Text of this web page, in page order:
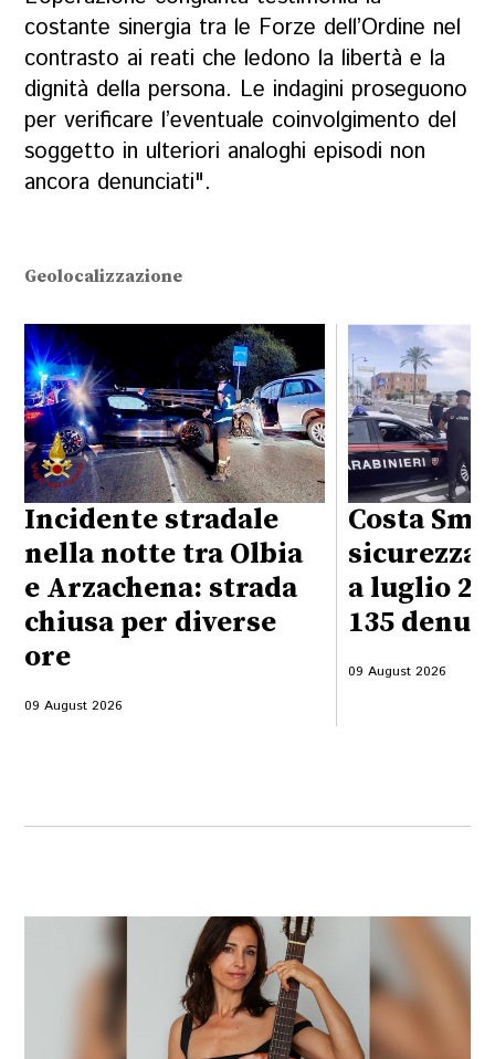
costante sinergia tra le Forze dell’Ordine nel
contrasto ai reati che ledono la libertà e la
dignità della persona. Le indagini proseguono
per verificare l’eventuale coinvolgimento del
soggetto in ulteriori analoghi episodi non
ancora denunciati".
Geolocalizzazione
Incidente stradale
nella notte tra Olbia
e Arzachena: strada
chiusa per diverse
ore
09 August 2026
Costa
sicurezza
a luglio
135
09 August 2026